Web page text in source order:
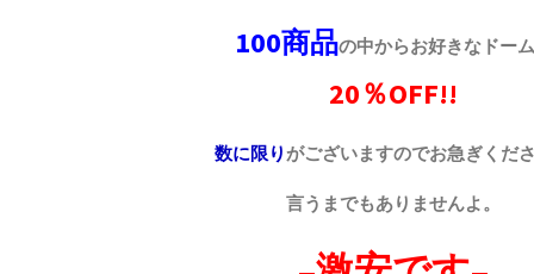
100商品の中からお好きなドー
20％OFF!!
数に限りがございますのでお急ぎくだ
言うまでもありませんよ。